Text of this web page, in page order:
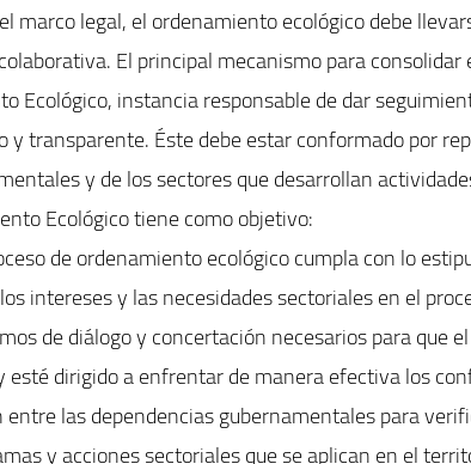
marco legal, el ordenamiento ecológico debe
El principal mecanismo para
Ecológico, instancia responsable de dar
y transparente. Éste debe estar conformado por
y de los sectores que desarrollan
Ecológico tiene como objetivo:
de ordenamiento ecológico cumpla con lo
intereses y las necesidades sectoriales en el
de diálogo y concertación necesarios para que
esté dirigido a enfrentar de manera efectiva los
las dependencias gubernamentales para
y acciones sectoriales que se aplican en el